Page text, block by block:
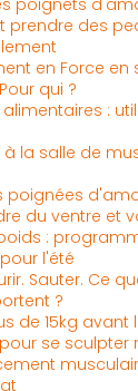
poignets
prendre des
en Force en
qui ?
alimentaires :
à la salle de
poignées
du ventre et
:
l'été
Sauter. Ce
?
de 15kg
se sculpter